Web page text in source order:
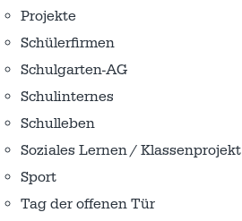
Projekte
Schülerfirmen
Schulgarten-AG
Schulinternes
Schulleben
Soziales Lernen / Klassenprojekt
Sport
Tag der offenen Tür